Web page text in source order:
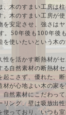
、木のすまい工房は
。木のすまい工房が
を安定させ、強さは
。50年後も100年後
を使いたいという木
性を活かす断熱材が
自然素材の断熱材
こさず、優れた、
材が心地よい木の家
自然素材にこだわっ
リング、壁は吸放出
使っており、いつも